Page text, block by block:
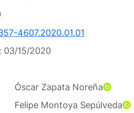
4607.2020.01.01
03/15/2020
Óscar Zapata Noreña
Felipe Montoya Sepúlveda